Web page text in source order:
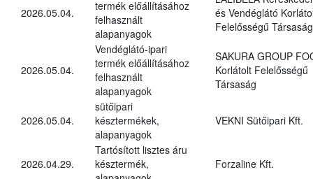
2026.05.04.
termék előállításához
felhasznált
alapanyagok
és Vendéglátó
Felelősségű Társaság
2026.05.04.
Vendéglátó-ipari
termék előállításához
felhasznált
alapanyagok
SAKURA GROUP
Korlátolt Felelősségű
Társaság
2026.05.04.
sütőipari
késztermékek,
alapanyagok
VEKNI Sütőipari Kft.
2026.04.29.
Tartósított lisztes áru
késztermék,
Forzaline Kft.